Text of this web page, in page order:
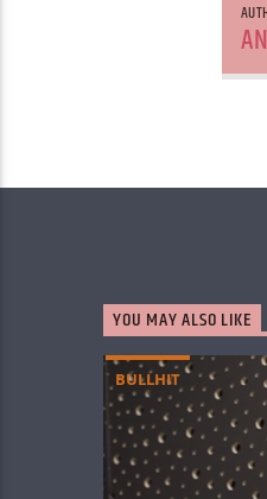
YOU MAY ALSO LIKE
BULLHIT